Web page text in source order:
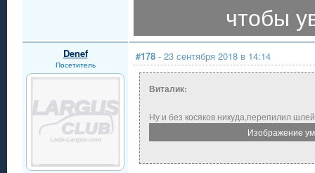
чтобы
Denef
Посетитель
#178 - 23 сентября 2018 в 14:14
Виталик:
Ну и без косяков никуда,перепилил
Изображение